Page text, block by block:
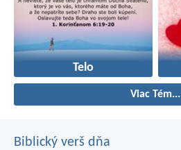
Telo
Viac Tém...
Biblický verš dňa